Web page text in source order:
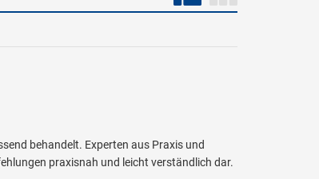
behandelt. Experten aus Praxis und
praxisnah und leicht verständlich dar.